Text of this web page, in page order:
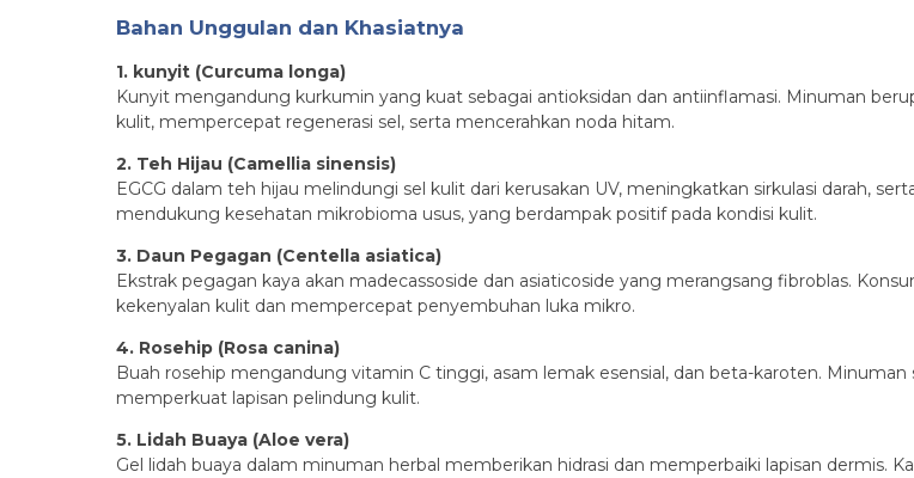
Bahan Unggulan dan Khasiatnya
1. kunyit (Curcuma longa)
Kunyit mengandung kurkumin yang kuat sebagai antioksidan dan antiinflamasi. Minuman
kulit, mempercepat regenerasi sel, serta mencerahkan noda hitam.
2. Teh Hijau (Camellia sinensis)
EGCG dalam teh hijau melindungi sel kulit dari kerusakan UV, meningkatkan sirkulasi darah,
mendukung kesehatan mikrobioma usus, yang berdampak positif pada kondisi kulit.
3. Daun Pegagan (Centella asiatica)
Ekstrak pegagan kaya akan madecassoside dan asiaticoside yang merangsang fibroblas.
kekenyalan kulit dan mempercepat penyembuhan luka mikro.
4. Rosehip (Rosa canina)
Buah rosehip mengandung vitamin C tinggi, asam lemak esensial, dan beta-karoten.
memperkuat lapisan pelindung kulit.
5. Lidah Buaya (Aloe vera)
Gel lidah buaya dalam minuman herbal memberikan hidrasi dan memperbaiki lapisan dermis.